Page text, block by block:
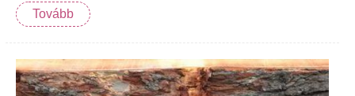
Tovább